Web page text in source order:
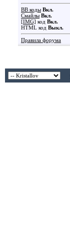
BB коды Вкл.
Смайлы Вкл.
[IMG] код Вкл.
HTML код Выкл.
Правила форума